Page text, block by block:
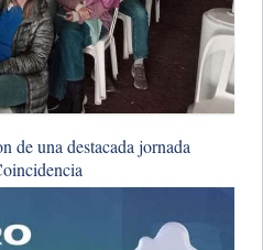
de una destacada jornada